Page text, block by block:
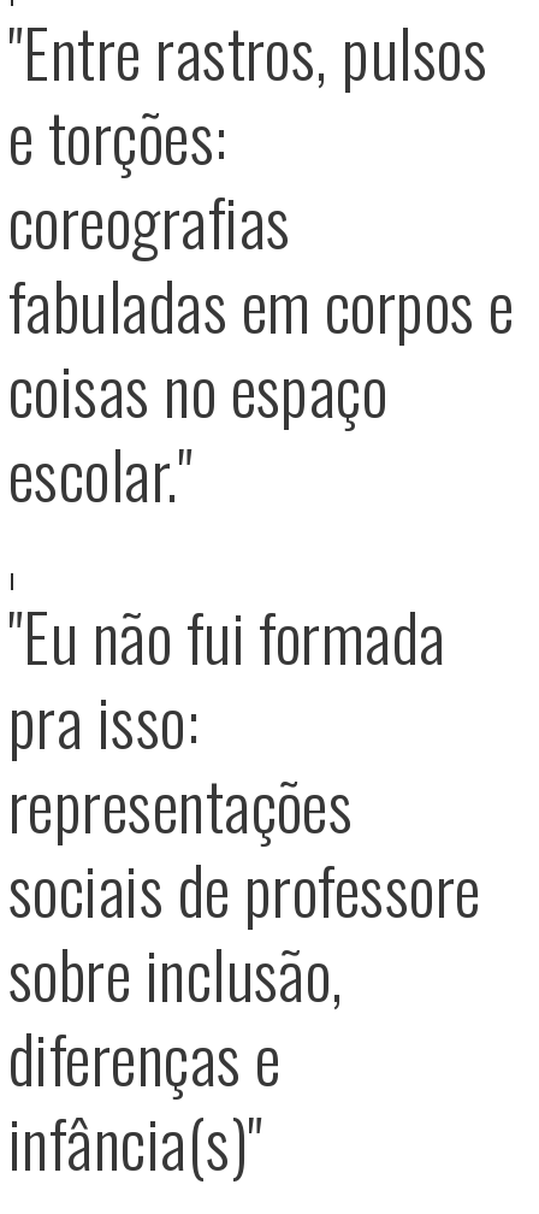
"Entre rastros, pulsos
e torções:
coreografias
fabuladas em corpos e
coisas no espaço
escolar."
"Eu não fui formada
pra isso:
representações
sociais de professore
sobre inclusão,
diferenças e
infância(s)"